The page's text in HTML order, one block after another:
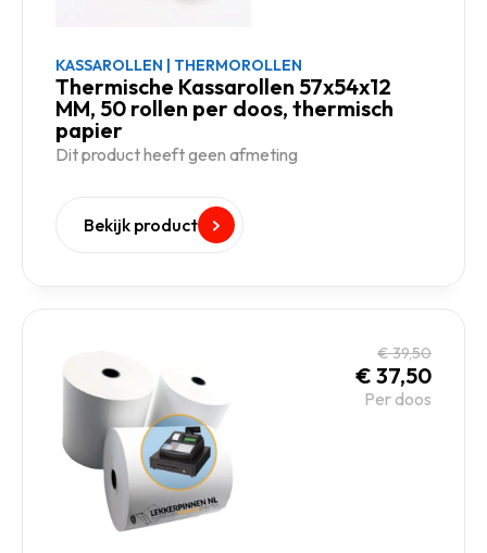
KASSAROLLEN | THERMOROLLEN
Thermische Kassarollen 57x54x12
MM, 50 rollen per doos, thermisch
papier
Dit product heeft geen afmeting
Bekijk product
€39,50
€ 37,50
Per doos